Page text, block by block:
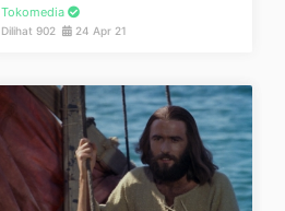
Tokomedia
Dilihat 902 24 Apr 21